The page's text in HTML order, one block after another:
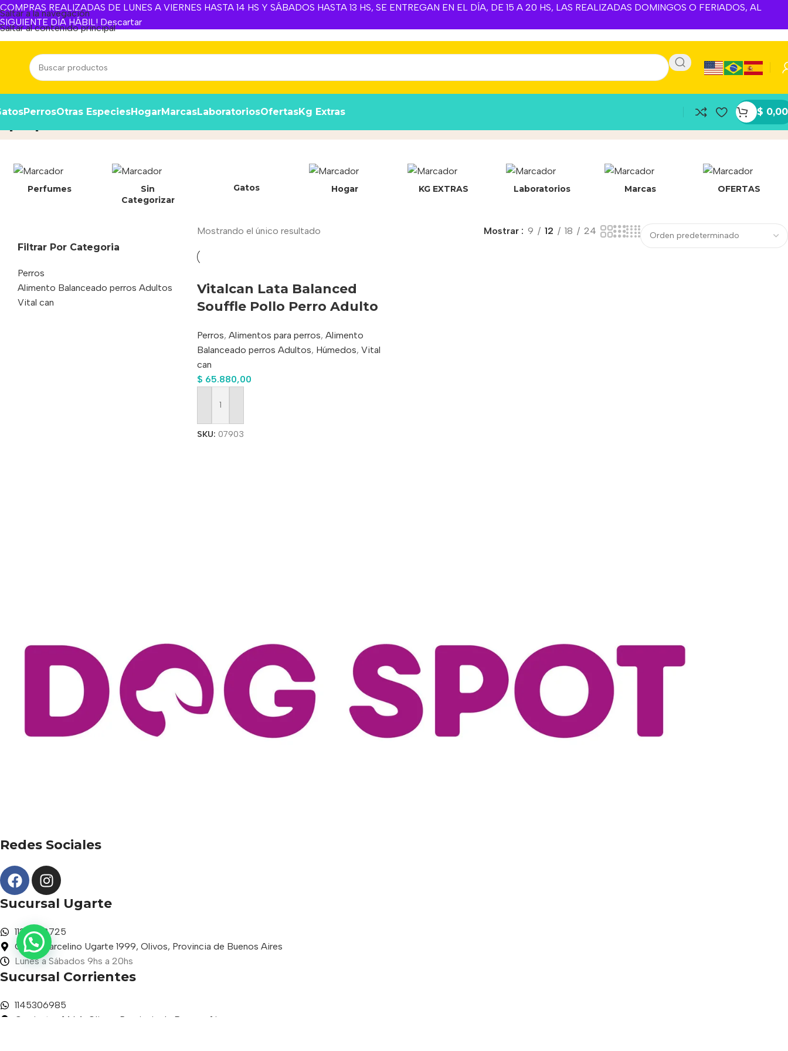
COMPRAS REALIZADAS DE LUNES A VIERNES HASTA 14 HS Y SÁBADOS HASTA 13 HS, SE ENTREGAN EN EL DÍA, DE 15 A 20 HS, LAS REALIZADAS DOMINGOS O FERIADOS, AL
SIGUIENTE DÍA HÁBIL! Descartar
Saltar a la navegación
Saltar al contenido principal
PerrosOtras EspeciesHogarMarcasLaboratoriosOfertasKg Extras $ 0,00
pulpa de remol
Perfumes
Sin
Categorizar
Gatos Hogar KG EXTRAS Laboratorios Marcas OFERTAS
Filtrar Por Categoria
Perros
Alimento Balanceado perros Adultos
Vital can
Mostrando el único resultado Mostrar 9 12 18 24
Vitalcan Lata Balanced
Souffle Pollo Perro Adulto
Perros, Alimentos para perros, Alimento
Balanceado perros Adultos, Húmedos, Vital
can
$ 65.880,00
SKU: 07903
Redes Sociales
Sucursal Ugarte
1136942725
Gdor. Marcelino Ugarte 1999, Olivos, Provincia de Buenos Aires
Lunes a Sábados 9hs a 20hs
Sucursal Corrientes
1145306985
Corrientes 1464, Olivos, Provincia de Buenos Aires